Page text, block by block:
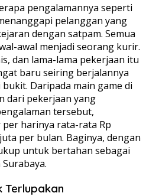
pengalamannya seperti
pelanggan yang
dengan satpam. Semua
awal menjadi seorang kurir.
dan lama-lama pekerjaan itu
baru seiring berjalannya
Daripada main game di
dari pekerjaan yang
tersebut,
harinya rata-rata Rp
per bulan. Baginya, dengan
untuk bertahan sebagai
Terlupakan